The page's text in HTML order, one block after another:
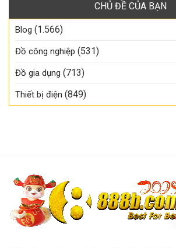
CHỦ ĐỀ CỦA BẠN
Blog (1.566)
Đồ công nghiệp (531)
Đồ gia dụng (713)
Thiết bị điện (849)